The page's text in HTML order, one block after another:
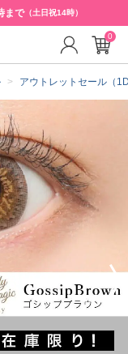
まで（土日祝14時）
アウトレットセール（
0